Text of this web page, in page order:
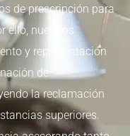
EXONERACIÓN DE
PASIVO
INSATISFECHO
COMPRAVENTA DE
Y
CONTRATACIÓN
MERCANTIL
LABORAL
ASESORAMIENTO
CIVIL Y
EN
DE
de prescripción para
ello, nuestros
y representación
de
la reclamación
superiores.